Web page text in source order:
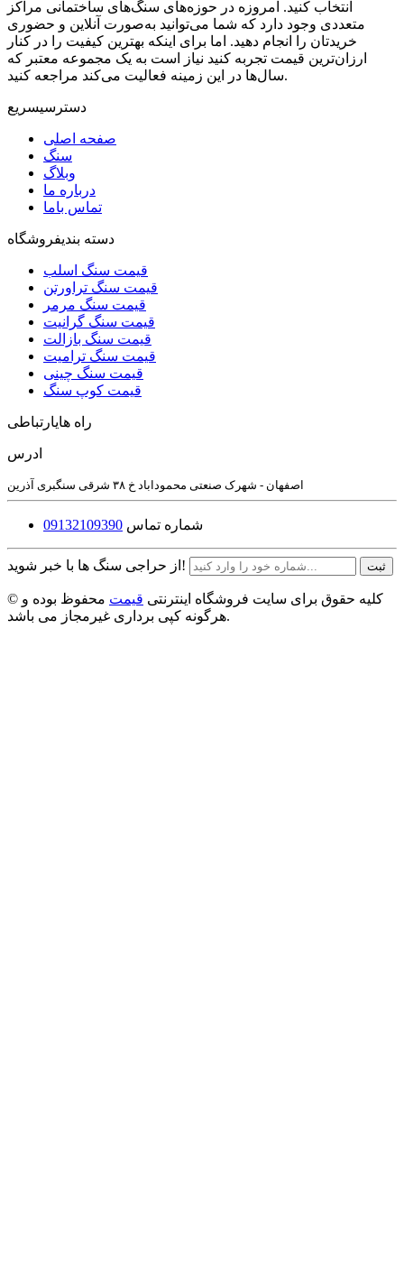
انتخاب کنید. امروزه در حوزه‌های سنگ‌های ساختمانی مراکز
متعددی وجود دارد که شما می‌توانید به‌صورت آنلاین و حضوری
خریدتان را انجام دهید. اما برای اینکه بهترین کیفیت را در کنار
ارزان‌ترین قیمت تجربه کنید نیاز است به یک مجموعه معتبر که
سال‌ها در این زمینه فعالیت می‌کند مراجعه کنید.
دسترسیسریع
صفحه اصلی
سنگ
وبلاگ
درباره ما
تماس باما
دسته بندیفروشگاه
قیمت سنگ اسلب
قیمت سنگ تراورتن
قیمت سنگ مرمر
قیمت سنگ گرانیت
قیمت سنگ بازالت
قیمت سنگ ترامیت
قیمت سنگ چینی
قیمت کوپ سنگ
راه هایارتباطی
ادرس
اصفهان - شهرک صنعتی محموداباد خ ۳۸ شرقی سنگبری آذرین
شماره تماس 09132109390
از حراجی سنگ ها با خبر شوید! ثبت
© کلیه حقوق برای سایت فروشگاه اینترنتی قیمت محفوظ بوده و
هرگونه کپی برداری غیرمجاز می باشد.